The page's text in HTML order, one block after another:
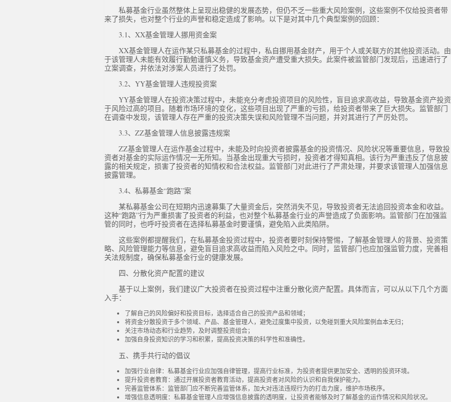
私募基金行业虽然整体上呈现出稳健的发展态势，但仍不乏一些重大风险案例，这些案例不仅给投资者带
来了损失，也对整个行业的声誉和稳定造成了影响。以下是对其中几个典型案例的回顾：
3.1、XX基金管理人挪用资金案
XX基金管理人在运作某只私募基金的过程中，私自挪用基金财产，用于个人或关联方的其他投资活动。由
于该管理人未能有效履行勤勉谨慎义务，导致基金资产遭受重大损失。此案件被监管部门发现后，迅速进行了
立案调查，并依法对涉案人员进行了处罚。
3.2、YY基金管理人违规投资案
YY基金管理人在投资决策过程中，未能充分考虑投资项目的风险性，盲目追求高收益，导致基金资产投资
于风险过高的项目。随着市场环境的变化，这些项目出现了严重的亏损，给投资者带来了巨大损失。监管部门
在调查中发现，该管理人存在严重的投资决策失误和风险管理不当问题，并对其进行了严厉处罚。
3.3、ZZ基金管理人信息披露违规案
ZZ基金管理人在运作基金过程中，未能及时向投资者披露基金的投资情况、风险状况等重要信息，导致投
资者对基金的实际运作情况一无所知。当基金出现重大亏损时，投资者才得知真相。该行为严重违反了信息披
露的相关规定，损害了投资者的知情权和合法权益。监管部门对此进行了严肃处理，并要求该管理人加强信息
披露管理。
3.4、私募基金“跑路”案
某私募基金公司在短期内迅速募集了大量资金后，突然消失不见，导致投资者无法追回投资本金和收益。
这种“跑路”行为严重损害了投资者的利益，也对整个私募基金行业的声誉造成了负面影响。监管部门在加强监
管的同时，也呼吁投资者在选择私募基金时要谨慎，避免陷入此类陷阱。
这些案例都提醒我们，在私募基金投资过程中，投资者要时刻保持警惕，了解基金管理人的背景、投资策
略、风险管理能力等信息，避免盲目追求高收益而陷入风险之中。同时，监管部门也应加强监管力度，完善相
关法规制度，确保私募基金行业的健康发展。
四、分散化资产配置的建议
基于以上案例，我们建议广大投资者在投资过程中注重分散化资产配置。具体而言，可以从以下几个方面
入手：
了解自己的风险偏好和投资目标，选择适合自己的投资产品和领域；
将资金分散投资于多个领域、产品、基金管理人，避免过度集中投资，以免碰到重大风险案例血本无归；
关注市场动态和行业趋势，及时调整投资组合；
加强自身投资知识的学习和积累，提高投资决策的科学性和准确性。
五、携手共行动的倡议
加强行业自律：私募基金行业应加强自律管理，提高行业标准，为投资者提供更加安全、透明的投资环境。
提升投资者教育：通过开展投资者教育活动，提高投资者对风险的认识和自我保护能力。
完善监管体系：监管部门应不断完善监管体系，加大对违法违规行为的打击力度，维护市场秩序。
增强信息透明度：私募基金管理人应增强信息披露的透明度，让投资者能够及时了解基金的运作情况和风险状况。